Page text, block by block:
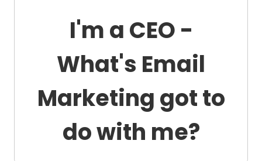
I'm a CEO -
What's Email
Marketing got to
do with me?